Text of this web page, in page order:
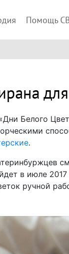
Помощь
Белого
.
в июле
ручной